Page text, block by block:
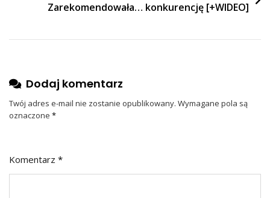
Zarekomendowała… konkurencję [+WIDEO]
Dodaj komentarz
Twój adres e-mail nie zostanie opublikowany. Wymagane pola są
oznaczone *
Komentarz *